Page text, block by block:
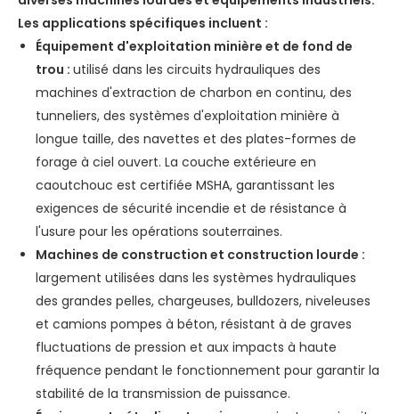
Les applications spécifiques incluent :
Équipement d'exploitation minière et de fond de
trou : utilisé dans les circuits hydrauliques des
machines d'extraction de charbon en continu, des
tunneliers, des systèmes d'exploitation minière à
longue taille, des navettes et des plates-formes de
forage à ciel ouvert. La couche extérieure en
caoutchouc est certifiée MSHA, garantissant les
exigences de sécurité incendie et de résistance à
l'usure pour les opérations souterraines.
Machines de construction et construction lourde :
largement utilisées dans les systèmes hydrauliques
des grandes pelles, chargeuses, bulldozers, niveleuses
et camions pompes à béton, résistant à de graves
fluctuations de pression et aux impacts à haute
fréquence pendant le fonctionnement pour garantir la
stabilité de la transmission de puissance.